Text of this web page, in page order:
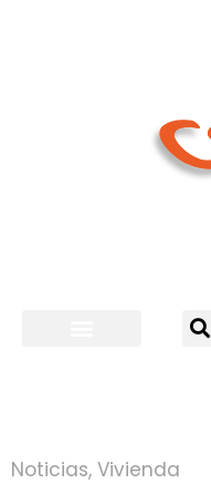
Noticias, Vivienda